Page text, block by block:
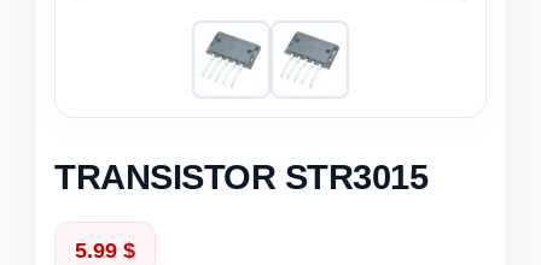
TRANSISTOR STR3015
5.99 $